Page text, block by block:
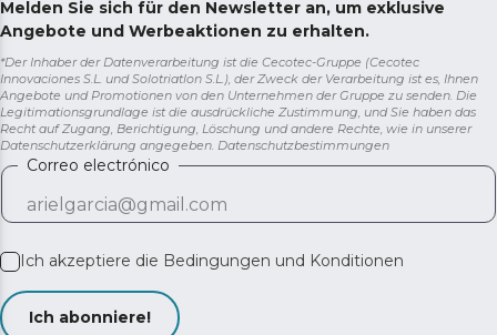
Melden Sie sich für den Newsletter an, um exklusive
Angebote und Werbeaktionen zu erhalten.
*Der Inhaber der Datenverarbeitung ist die Cecotec-Gruppe (Cecotec
Innovaciones S.L. und Solotriatlon S.L.), der Zweck der Verarbeitung ist es, Ihnen
Angebote und Promotionen von den Unternehmen der Gruppe zu senden. Die
Legitimationsgrundlage ist die ausdrückliche Zustimmung, und Sie haben das
Recht auf Zugang, Berichtigung, Löschung und andere Rechte, wie in unserer
Datenschutzerklärung angegeben. Datenschutzbestimmungen
Correo electrónico
Ich akzeptiere die Bedingungen und Konditionen
Ich abonniere!